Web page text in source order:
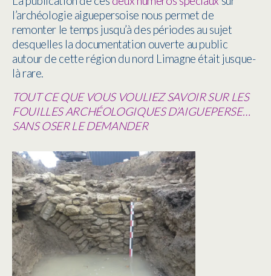
l’archéologie aiguepersoise nous permet de
remonter le temps jusqu’à des périodes au sujet
desquelles la documentation ouverte au public
autour de cette région du nord Limagne était jusque-
là rare.
TOUT CE QUE VOUS VOULIEZ SAVOIR SUR LES
FOUILLES ARCHÉOLOGIQUES D’AIGUEPERSE…
SANS OSER LE DEMANDER